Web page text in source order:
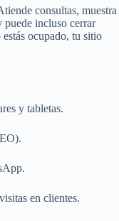
consultas, muestra
puede incluso cerrar
ocupado, tu sitio
y tabletas.
en clientes.